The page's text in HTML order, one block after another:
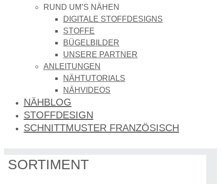
RUND UM’S NÄHEN
DIGITALE STOFFDESIGNS​
STOFFE
BÜGELBILDER
UNSERE PARTNER
ANLEITUNGEN
NÄHTUTORIALS
NÄHVIDEOS
NÄHBLOG
STOFFDESIGN
SCHNITTMUSTER FRANZÖSISCH
SORTIMENT